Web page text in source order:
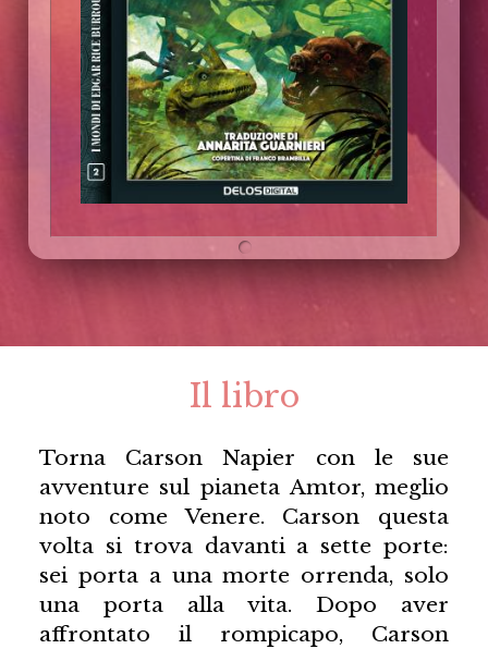
Il libro
Torna Carson Napier con le sue
avventure sul pianeta Amtor, meglio
noto come Venere. Carson questa
volta si trova davanti a sette porte:
sei porta a una morte orrenda, solo
una porta alla vita. Dopo aver
affrontato il rompicapo, Carson